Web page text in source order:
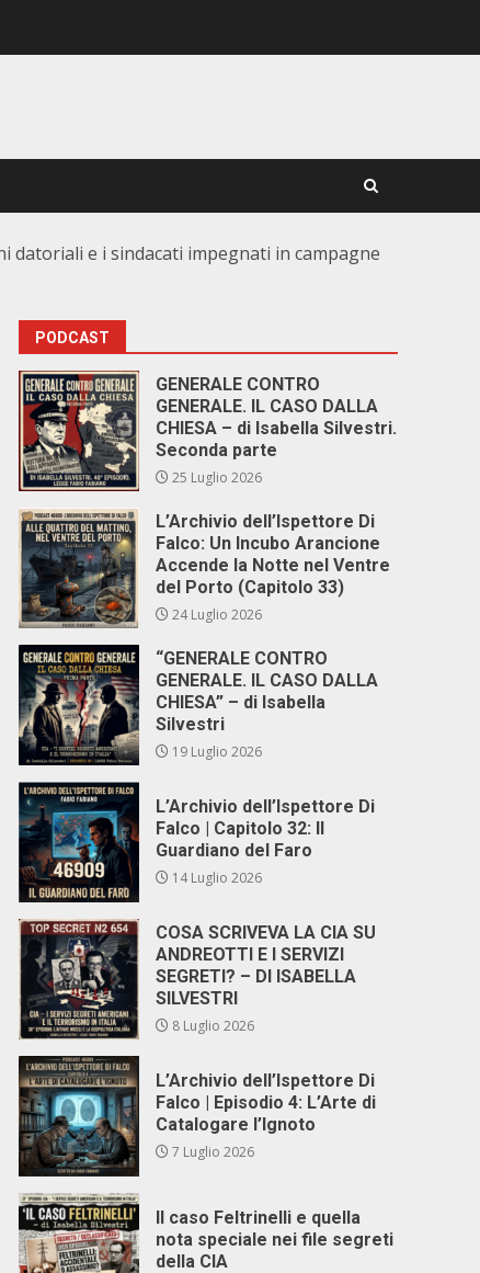
datoriali e i sindacati impegnati in campagne
PODCAST
GENERALE CONTRO
GENERALE. IL CASO DALLA
CHIESA – di Isabella Silvestri.
Seconda parte
25 Luglio 2026
L’Archivio dell’Ispettore Di
Falco: Un Incubo Arancione
Accende la Notte nel Ventre
del Porto (Capitolo 33)
24 Luglio 2026
“GENERALE CONTRO
GENERALE. IL CASO DALLA
CHIESA” – di Isabella
Silvestri
19 Luglio 2026
L’Archivio dell’Ispettore Di
Falco | Capitolo 32: Il
Guardiano del Faro
14 Luglio 2026
COSA SCRIVEVA LA CIA SU
ANDREOTTI E I SERVIZI
SEGRETI? – DI ISABELLA
SILVESTRI
8 Luglio 2026
L’Archivio dell’Ispettore Di
Falco | Episodio 4: L’Arte di
Catalogare l’Ignoto
7 Luglio 2026
Il caso Feltrinelli e quella
nota speciale nei file segreti
della CIA